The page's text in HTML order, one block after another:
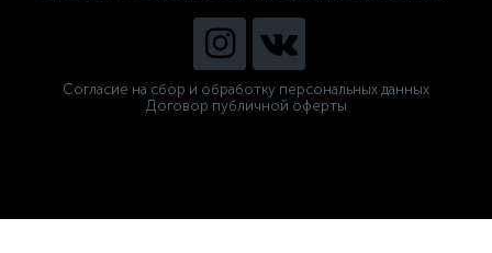
Согласие на сбор и обработку персональных данных
Договор публичной оферты